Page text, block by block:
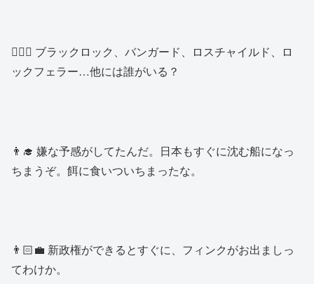
🙍🏽‍♂️ ブラックロック、バンガード、ロスチャイルド、ロ
ックフェラー…他には誰がいる？
👨‍🎓 嫌な予感がしてたんだ。日本もすぐに沈む船になっ
ちまうぞ。餌に食いついちまったな。
👨🏻‍💼 新政権ができるとすぐに、フィンクがお出ましっ
てわけか。